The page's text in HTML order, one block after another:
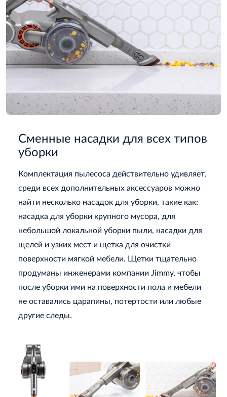
Сменные насадки для всех типов
уборки
Комплектация пылесоса действительно удивляет,
среди всех дополнительных аксессуаров можно
найти несколько насадок для уборки, такие как:
насадка для уборки крупного мусора, для
небольшой локальной уборки пыли, насадки для
щелей и узких мест и щетка для очистки
поверхности мягкой мебели. Щетки тщательно
продуманы инженерами компании Jimmy, чтобы
после уборки ими на поверхности пола и мебели
не оставались царапины, потертости или любые
другие следы.